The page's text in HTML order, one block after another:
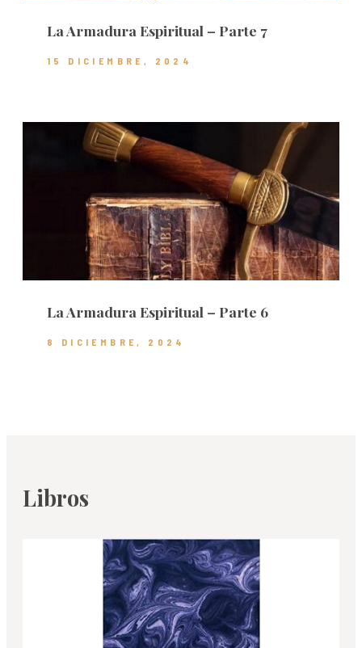
La Armadura Espiritual – Parte 7
15 DICIEMBRE, 2024
La Armadura Espiritual – Parte 6
8 DICIEMBRE, 2024
Libros